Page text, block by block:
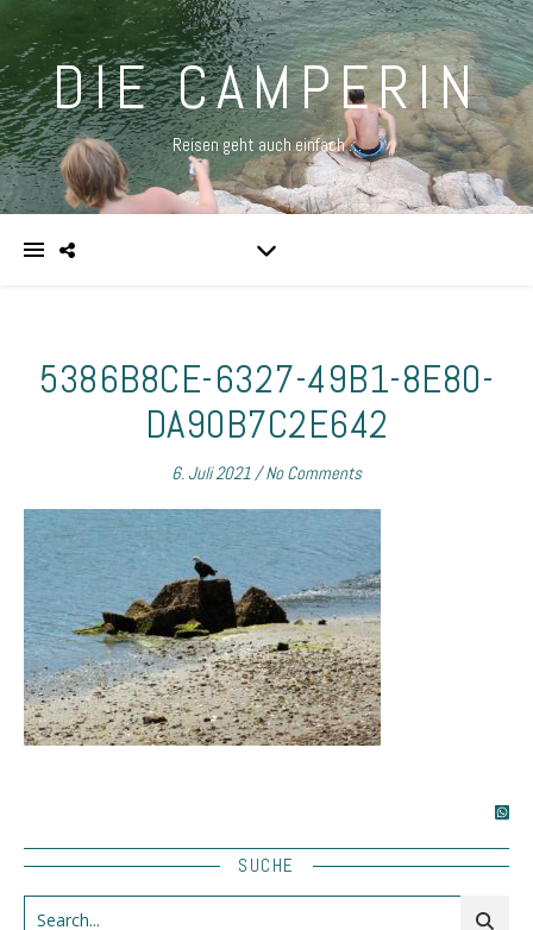
DIE CAMPERIN
Reisen geht auch einfach …
5386B8CE-6327-49B1-8E80-
DA90B7C2E642
6. Juli 2021/ No Comments
SUCHE